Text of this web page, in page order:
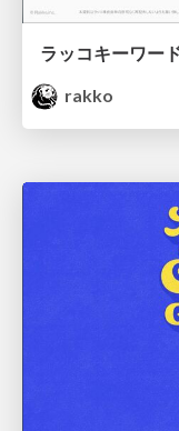
ラッコキーワー
rakko